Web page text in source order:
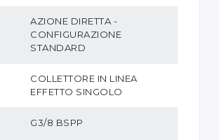
AZIONE DIRETTA -
CONFIGURAZIONE
STANDARD
COLLETTORE IN LINEA
EFFETTO SINGOLO
G3/8 BSPP